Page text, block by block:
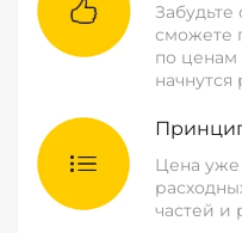
сможете
по ценам
начнутся
Цена уже
частей и